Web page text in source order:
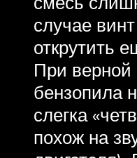
случае
открутить
При верной
бензопила
слегка
похож на